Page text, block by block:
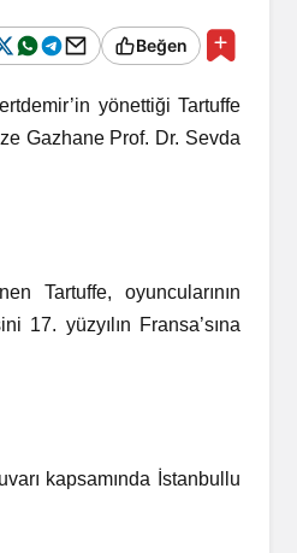
Beğen
yönettiği Tartuffe
Gazhane Prof. Dr. Sevda
Tartuffe, oyuncularının
17. yüzyılın Fransa’sına
kapsamında İstanbullu
Bağlanır?